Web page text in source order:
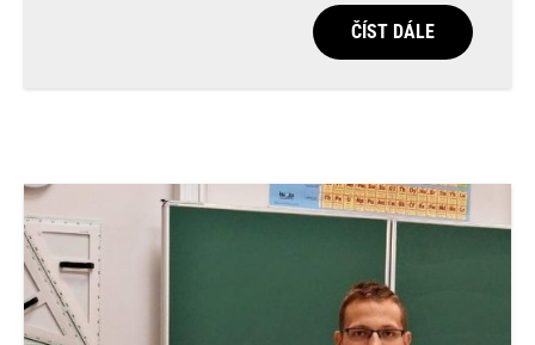
ČÍST DÁLE